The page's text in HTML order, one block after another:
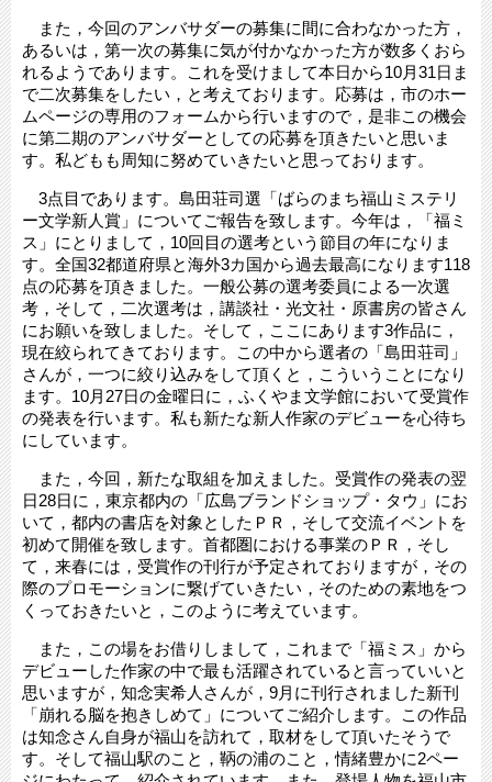
また，今回のアンバサダーの募集に間に合わなかった方，
あるいは，第一次の募集に気が付かなかった方が数多くおら
れるようであります。これを受けまして本日から10月31日ま
で二次募集をしたい，と考えております。応募は，市のホー
ムページの専用のフォームから行いますので，是非この機会
に第二期のアンバサダーとしての応募を頂きたいと思いま
す。私どもも周知に努めていきたいと思っております。
3点目であります。島田荘司選「ばらのまち福山ミステリ
ー文学新人賞」についてご報告を致します。今年は，「福ミ
ス」にとりまして，10回目の選考という節目の年になりま
す。全国32都道府県と海外3カ国から過去最高になります118
点の応募を頂きました。一般公募の選考委員による一次選
考，そして，二次選考は，講談社・光文社・原書房の皆さん
にお願いを致しました。そして，ここにあります3作品に，
現在絞られてきております。この中から選者の「島田荘司」
さんが，一つに絞り込みをして頂くと，こういうことになり
ます。10月27日の金曜日に，ふくやま文学館において受賞作
の発表を行います。私も新たな新人作家のデビューを心待ち
にしています。
また，今回，新たな取組を加えました。受賞作の発表の翌
日28日に，東京都内の「広島ブランドショップ・タウ」にお
いて，都内の書店を対象としたＰＲ，そして交流イベントを
初めて開催を致します。首都圏における事業のＰＲ，そし
て，来春には，受賞作の刊行が予定されておりますが，その
際のプロモーションに繋げていきたい，そのための素地をつ
くっておきたいと，このように考えています。
また，この場をお借りしまして，これまで「福ミス」から
デビューした作家の中で最も活躍されていると言っていいと
思いますが，知念実希人さんが，9月に刊行されました新刊
「崩れる脳を抱きしめて」についてご紹介します。この作品
は知念さん自身が福山を訪れて，取材をして頂いたそうで
す。そして福山駅のこと，鞆の浦のこと，情緒豊かに2ペー